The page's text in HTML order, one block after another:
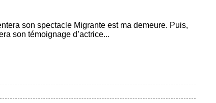
son spectacle Migrante est ma demeure. Puis,
son témoignage d’actrice...